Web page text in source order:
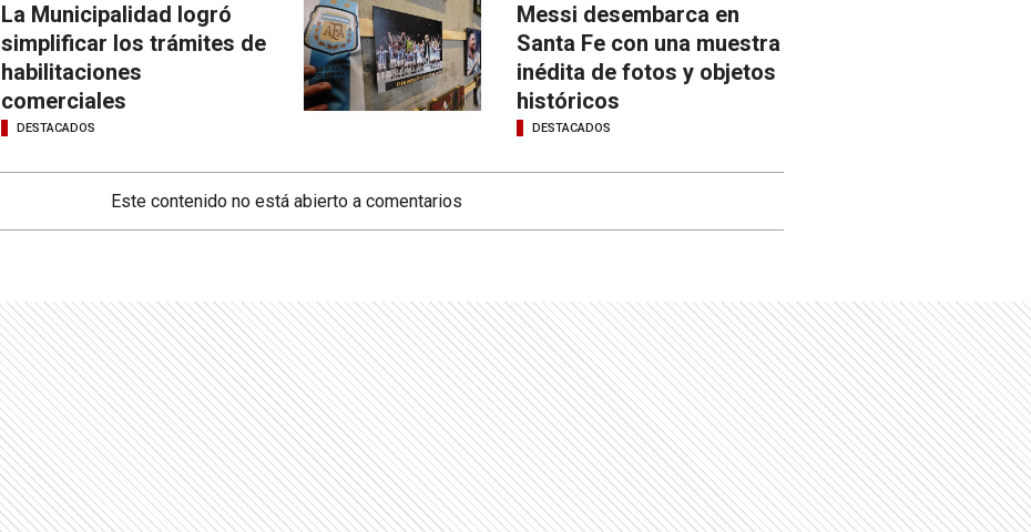
La Municipalidad logró
simplificar los trámites de
habilitaciones
comerciales
DESTACADOS
Messi desembarca en
Santa Fe con una muestra
inédita de fotos y objetos
históricos
DESTACADOS
Este contenido no está abierto a comentarios